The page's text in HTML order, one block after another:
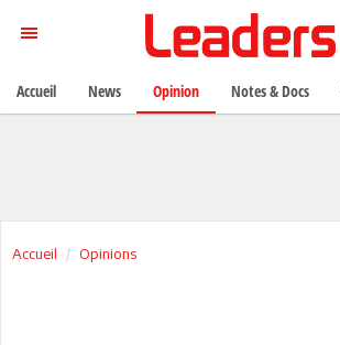
Accueil Opinions
Accueil News Opinion Notes & Docs